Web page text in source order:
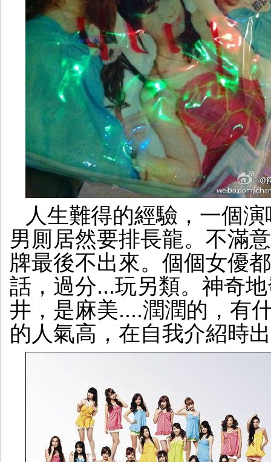
人生難得的經驗，一個
男厠居然要排長龍。不滿
牌最後不出來。個個女優
話，過分...玩另類。神奇
井，是麻美....潤潤的，有
的人氣高，在自我介紹時